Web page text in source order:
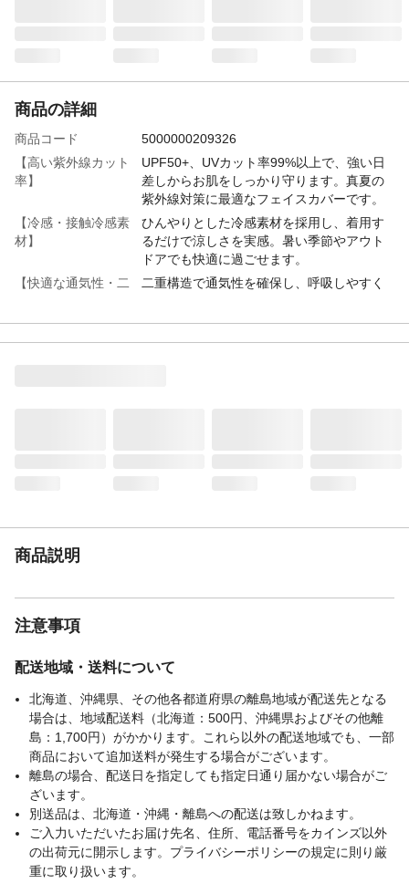
商品の詳細
商品コード
5000000209326
【高い紫外線カット
率】
UPF50+、UVカット率99%以上で、強い日
差しからお肌をしっかり守ります。真夏の
紫外線対策に最適なフェイスカバーです。
【冷感・接触冷感素
材】
ひんやりとした冷感素材を採用し、着用す
るだけで涼しさを実感。暑い季節やアウト
ドアでも快適に過ごせます。
【快適な通気性・二
二重構造で通気性を確保し、呼吸しやすく
【耳紐調節可能・小
耳紐の長さを自由に調節できるので、顔の
商品説明
注意事項
配送地域・送料について
北海道、沖縄県、その他各都道府県の離島地域が配送先となる
場合は、地域配送料（北海道：500円、沖縄県およびその他離
島：1,700円）がかかります。これら以外の配送地域でも、一部
商品において追加送料が発生する場合がございます。
離島の場合、配送日を指定しても指定日通り届かない場合がご
ざいます。
別送品は、北海道・沖縄・離島への配送は致しかねます。
ご入力いただいたお届け先名、住所、電話番号をカインズ以外
の出荷元に開示します。プライバシーポリシーの規定に則り厳
重に取り扱います。